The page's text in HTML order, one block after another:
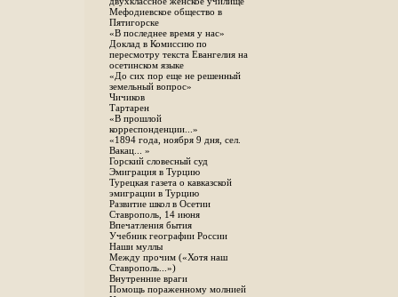
Мефодиевское общество в
Пятигорске
«В последнее время у нас»
Доклад в Комиссию по
пересмотру текста Евангелия на
осетинском языке
«До сих пор еще не решенный
земельный вопрос»
Чичиков
Тартарен
«В прошлой
корреспонденции...»
«1894 года, ноября 9 дня, сел.
Вакац... »
Горский словесный суд
Эмиграция в Турцию
Турецкая газета о кавказской
эмиграции в Турцию
Развитие школ в Осетии
Ставрополь, 14 июня
Впечатления бытия
Учебник географии России
Наши муллы
Между прочим («Хотя наш
Ставрополь...»)
Внутренние враги
Помощь пораженному молнией